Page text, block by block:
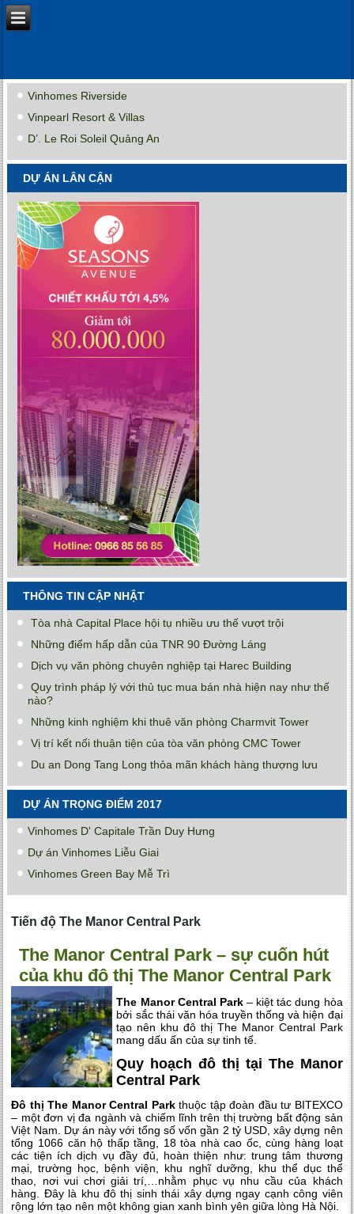
Vinhomes Riverside
Vinpearl Resort & Villas
D’. Le Roi Soleil Quảng An
DỰ ÁN LÂN CẬN
THÔNG TIN CẬP NHẬT
Tòa nhà Capital Place hội tụ nhiều ưu thế vượt trội
Những điểm hấp dẫn của TNR 90 Đường Láng
Dịch vụ văn phòng chuyên nghiệp tại Harec Building
Quy trình pháp lý với thủ tục mua bán nhà hiện nay như thế
nào?
Những kinh nghiệm khi thuê văn phòng Charmvit Tower
Vị trí kết nối thuận tiện của tòa văn phòng CMC Tower
Du an Dong Tang Long thỏa mãn khách hàng thượng lưu
DỰ ÁN TRỌNG ĐIỂM 2017
Vinhomes D' Capitale Trần Duy Hưng
Dự án Vinhomes Liễu Giai
Vinhomes Green Bay Mễ Trì
Tiến độ The Manor Central Park
The Manor Central Park – sự cuốn hút
của khu đô thị The Manor Central Park
The Manor Central Park– kiệt tác dung hòa
bởi sắc thái văn hóa truyền thống và hiện đại
tạo nên khu đô thị The Manor Central Park
mang dấu ấn của sự tinh tế.
Quy hoạch đô thị tại The Manor
Central Park
Đô thị The Manor Central Parkthuộc tập đoàn đầu tư BITEXCO
– một đơn vị đa ngành và chiếm lĩnh trên thị trường bất động sản
Việt Nam. Dự án này với tổng số vốn gần 2 tỷ USD, xây dựng nên
tổng 1066 căn hộ thấp tầng, 18 tòa nhà cao ốc, cùng hàng loạt
các tiện ích dịch vụ đầy đủ, hoàn thiện như: trung tâm thương
mại, trường học, bệnh viện, khu nghĩ dưỡng, khu thể dục thể
thao, nơi vui chơi giải trí,…nhằm phục vụ nhu cầu của khách
hàng. Đây là khu đô thị sinh thái xây dựng ngay cạnh công viên
rộng lớn tạo nên một không gian xanh bình yên giữa lòng Hà Nội.